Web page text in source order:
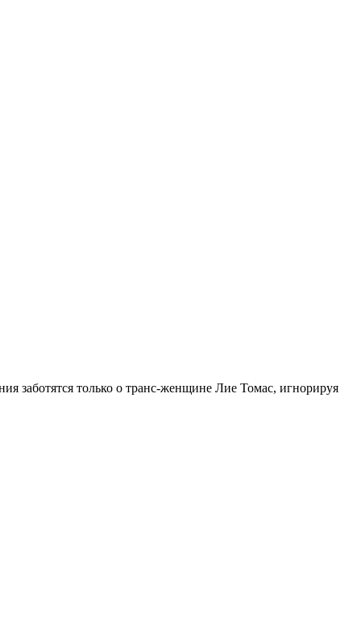
заботятся только о транс-женщине Лие Томас, игнорируя